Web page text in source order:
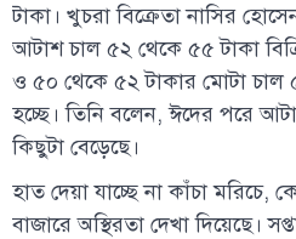
টাকা। খুচরা বিক্রেতা নাসির
আটাশ চাল ৫২ থেকে ৫৫ টাকা
ও ৫০ থেকে ৫২ টাকার মোটা চাল
হচ্ছে। তিনি বলেন, ঈদের পরে
কিছুটা বেড়েছে।
হাত দেয়া যাচ্ছে না কাঁচা মরিচে,
বাজারে অস্থিরতা দেখা দিয়েছে।